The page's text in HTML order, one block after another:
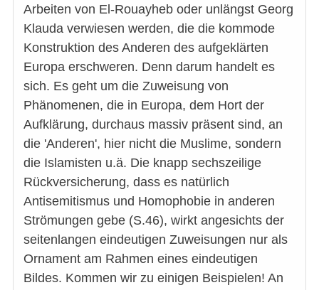
Arbeiten von El-Rouayheb oder unlängst Georg
Klauda verwiesen werden, die die kommode
Konstruktion des Anderen des aufgeklärten
Europa erschweren. Denn darum handelt es
sich. Es geht um die Zuweisung von
Phänomenen, die in Europa, dem Hort der
Aufklärung, durchaus massiv präsent sind, an
die 'Anderen', hier nicht die Muslime, sondern
die Islamisten u.ä. Die knapp sechszeilige
Rückversicherung, dass es natürlich
Antisemitismus und Homophobie in anderen
Strömungen gebe (S.46), wirkt angesichts der
seitenlangen eindeutigen Zuweisungen nur als
Ornament am Rahmen eines eindeutigen
Bildes. Kommen wir zu einigen Beispielen! An